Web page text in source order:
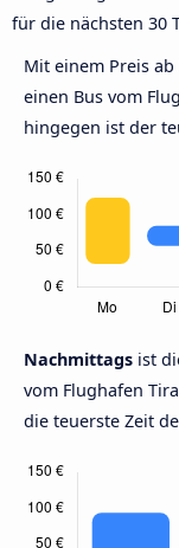
für die nächsten 30
Mit einem Preis ab
einen Bus vom
hingegen ist der
Nachmittags ist
vom Flughafen
die teuerste Zeit